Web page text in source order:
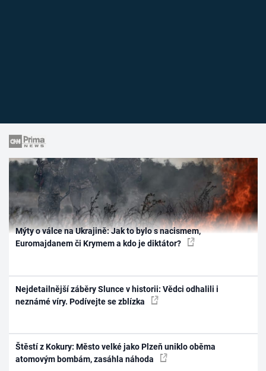
Mýty o válce na Ukrajině: Jak to bylo s nacismem,
Euromajdanem či Krymem a kdo je diktátor?
Nejdetailnější záběry Slunce v historii: Vědci odhalili i
neznámé víry. Podívejte se zblízka
Štěstí z Kokury: Město velké jako Plzeň uniklo oběma
atomovým bombám, zasáhla náhoda